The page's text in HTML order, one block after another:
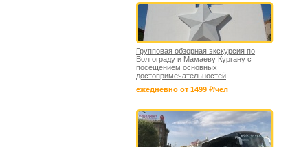
Групповая обзорная экскурсия по
Волгограду и Мамаеву Кургану с
посещением основных
достопримечательностей
ежедневно от 1499 ₽/чел